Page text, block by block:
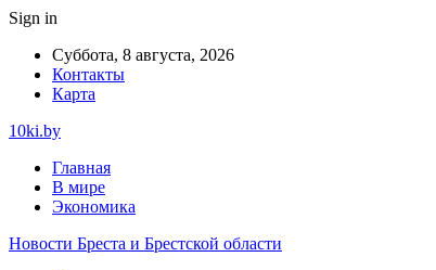
Sign in
Суббота, 8 августа, 2026
Контакты
Карта
10ki.by
Главная
В мире
Экономика
Новости Бреста и Брестской области